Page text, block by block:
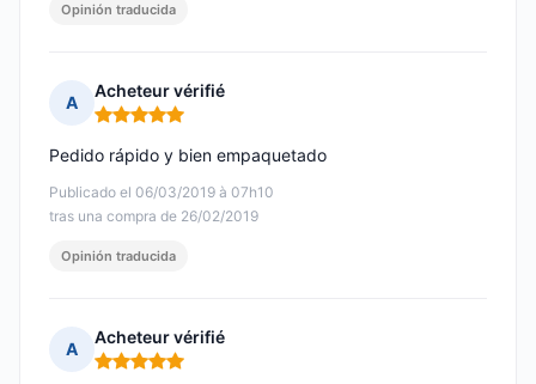
Opinión traducida
A
Acheteur vérifié
Nota: 5 de 5
Publicado el 06/03/2019 à 07h10
tras una compra de 26/02/2019
Pedido rápido y bien empaquetado
Opinión traducida
A
Acheteur vérifié
Nota: 5 de 5